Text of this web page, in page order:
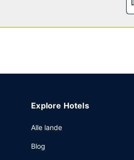
Explore Hotels
Alle lande
Blog